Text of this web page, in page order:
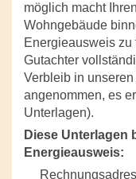
möglich macht
Wohngebäude
Energieausweis
Gutachter
Verbleib in
angenommen, es
Unterlagen).
Diese Unterlagen
Energieausweis: